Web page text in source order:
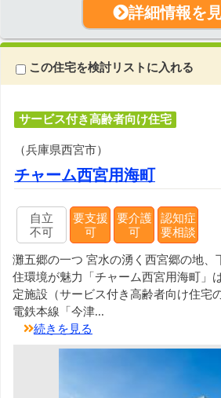
詳細情報を
この住宅を検討リストに入れる
サービス付き高齢者向け住宅
（兵庫県西宮市）
チャーム西宮用海町
自立
不可
要支援
可
要介護
可
認知症
要相談
灘五郷の一つ 宮水の湧く西宮郷の地、
住環境が魅力「チャーム西宮用海町」
定施設（サービス付き高齢者向け住宅
電鉄本線「今津...
続きを見る